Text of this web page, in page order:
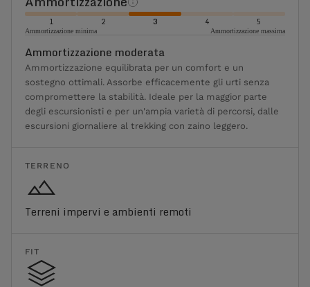
1 2 3 4 5
Ammortizzazione minima Ammortizzazione massima
Ammortizzazione moderata
Ammortizzazione equilibrata per un comfort e un
sostegno ottimali. Assorbe efficacemente gli urti senza
compromettere la stabilità. Ideale per la maggior parte
degli escursionisti e per un'ampia varietà di percorsi, dalle
escursioni giornaliere al trekking con zaino leggero.
TERRENO
Terreni impervi e ambienti remoti
FIT